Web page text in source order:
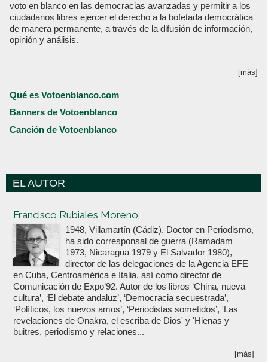
voto en blanco en las democracias avanzadas y permitir a los
ciudadanos libres ejercer el derecho a la bofetada democrática
de manera permanente, a través de la difusión de información,
opinión y análisis.
[más]
Qué es Votoenblanco.com
Banners de Votoenblanco
Canción de Votoenblanco
EL AUTOR
Francisco Rubiales Moreno
1948, Villamartín (Cádiz). Doctor en Periodismo,
ha sido corresponsal de guerra (Ramadam
1973, Nicaragua 1979 y El Salvador 1980),
director de las delegaciones de la Agencia EFE
en Cuba, Centroamérica e Italia, así como director de
Comunicación de Expo’92. Autor de los libros ‘China, nueva
cultura’, ‘El debate andaluz’, ‘Democracia secuestrada’,
‘Políticos, los nuevos amos’, ‘Periodistas sometidos’, 'Las
revelaciones de Onakra, el escriba de Dios' y 'Hienas y
buitres, periodismo y relaciones...
[más]